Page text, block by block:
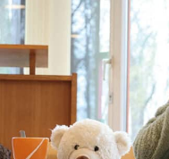
wie
eine
Familie
für